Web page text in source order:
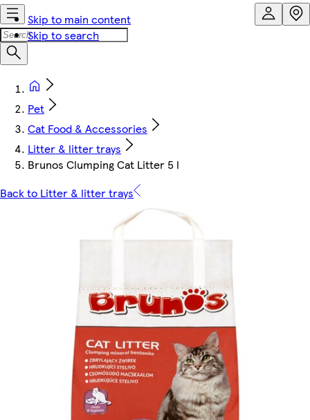
Skip to main content
Skip to search
Pet
Cat Food & Accessories
Litter & litter trays
Brunos Clumping Cat Litter 5 l
Back to Litter & litter trays